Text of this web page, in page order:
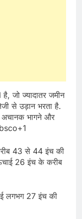
जो ज्यादातर जमीन
से उड़ान भरता है.
भागने और
43 से 44 इंच की
26 इंच के करीब
लगभग 27 इंच की